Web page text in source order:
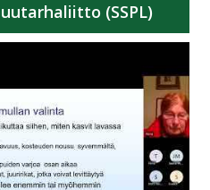
(SSPL)